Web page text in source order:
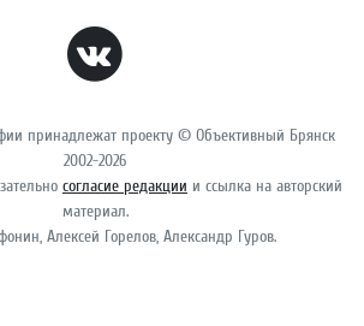
принадлежат проекту © Объективный Брянск
2002-2026
согласие редакции и ссылка на авторский
материал.
Алексей Горелов, Александр Гуров.